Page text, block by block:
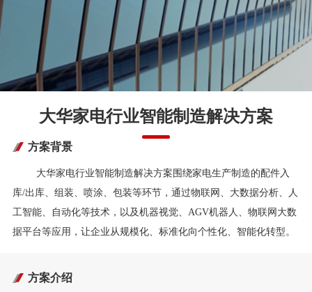
大华家电行业智能制造解决方案
方案背景
大华家电行业智能制造解决方案围绕家电生产制造的配件入
库/出库、组装、喷涂、包装等环节，通过物联网、大数据分析、人
工智能、自动化等技术，以及机器视觉、AGV机器人、物联网大数
据平台等应用，让企业从规模化、标准化向个性化、智能化转型。
方案介绍